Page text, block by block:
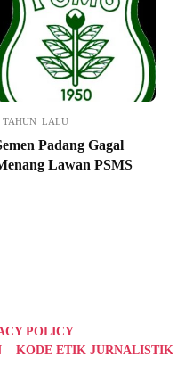
TAHUN LALU
Padang Gagal
Lawan PSMS
POLICY
KODE ETIK JURNALISTIK